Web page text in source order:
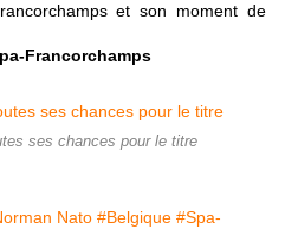
et son moment de
Francorchamps
ses chances pour le titre
Nato #Belgique #Spa-